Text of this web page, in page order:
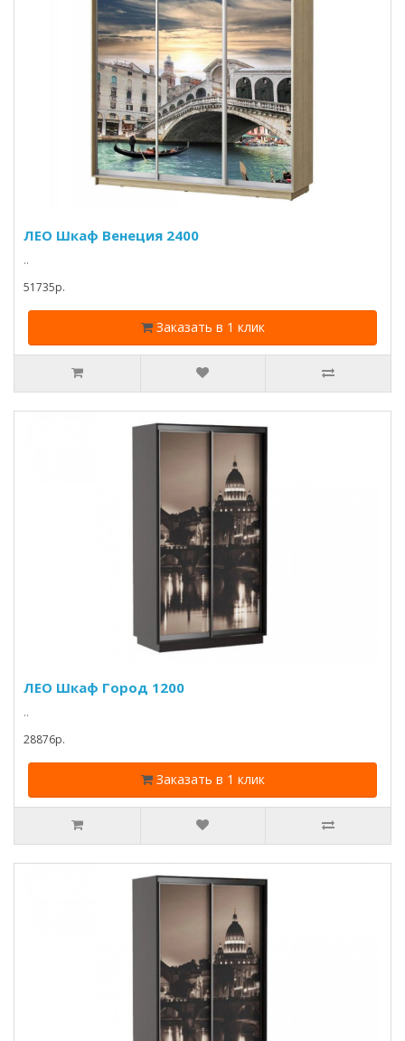
ЛЕО Шкаф Венеция 2400
..
51735p.
Заказать в 1 клик
ЛЕО Шкаф Город 1200
..
28876p.
Заказать в 1 клик